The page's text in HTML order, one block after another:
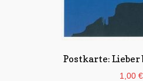
Postkarte: Lieber
1,00 €